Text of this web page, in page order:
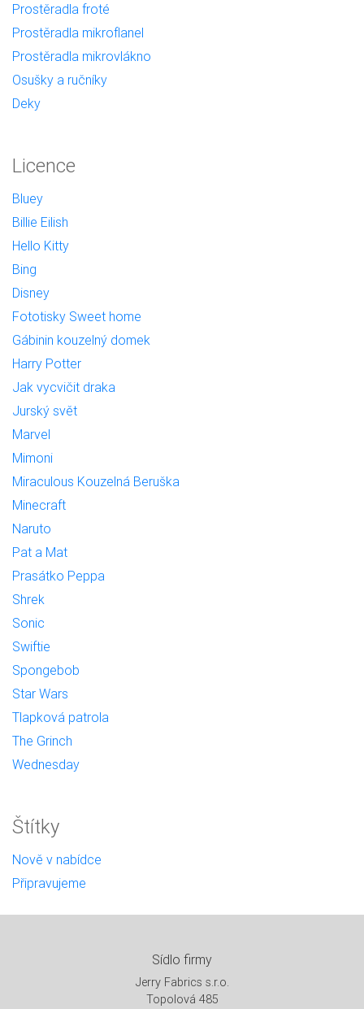
Prostěradla froté
Prostěradla mikroflanel
Prostěradla mikrovlákno
Osušky a ručníky
Deky
Licence
Bluey
Billie Eilish
Hello Kitty
Bing
Disney
Fototisky Sweet home
Gábinin kouzelný domek
Harry Potter
Jak vycvičit draka
Jurský svět
Marvel
Mimoni
Miraculous Kouzelná Beruška
Minecraft
Naruto
Pat a Mat
Prasátko Peppa
Shrek
Sonic
Swiftie
Spongebob
Star Wars
Tlapková patrola
The Grinch
Wednesday
Štítky
Nově v nabídce
Připravujeme
Sídlo firmy
Jerry Fabrics s.r.o.
Topolová 485